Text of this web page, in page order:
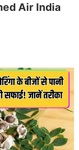
Air India